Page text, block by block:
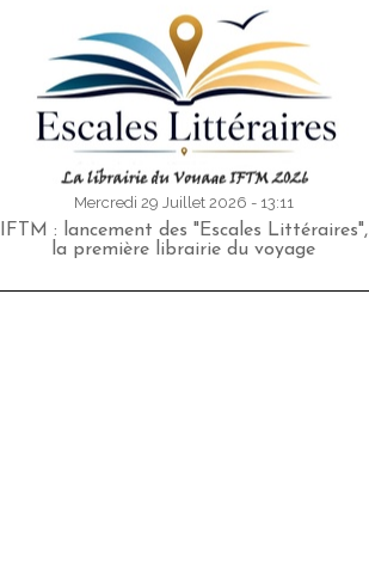
Mercredi 29 Juillet 2026 - 13:11
IFTM : lancement des "Escales Littéraires",
la première librairie du voyage